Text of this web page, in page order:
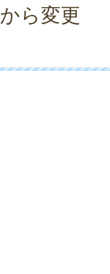
ら変更